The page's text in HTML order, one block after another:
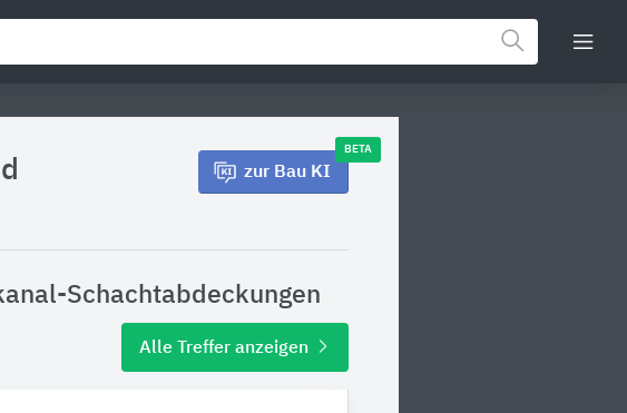
zur Bau KI
BETA
Schachtabdeckungen
Alle Treffer anzeigen